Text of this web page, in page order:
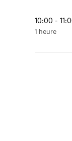
10:00 -
1 heure